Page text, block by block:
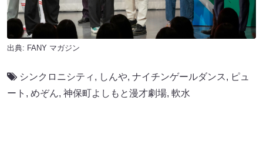
出典: FANY マガジン
シンクロニシティ , しんや, ナイチンゲールダンス, ピュ
ート , めぞん, 神保町よしもと漫才劇場, 軟水